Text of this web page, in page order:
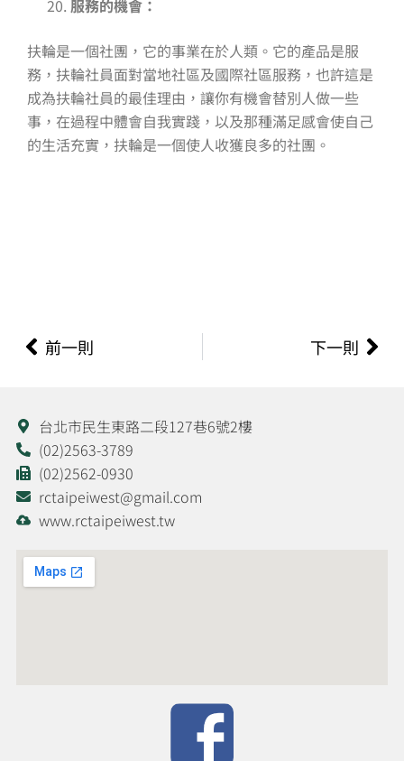
服務的機會：
扶輪是一個社團，它的事業在於人類。它的產品是服
務，扶輪社員面對當地社區及國際社區服務，也許這是
成為扶輪社員的最佳理由，讓你有機會替別人做一些
事，在過程中體會自我實踐，以及那種滿足感會使自己
的生活充實，扶輪是一個使人收獲良多的社團。
上一頁
前一則 下一則 下
台北市民生東路二段127巷6號2樓
(02)2563-3789
(02)2562-0930
rctaipeiwest@gmail.com
www.rctaipeiwest.tw